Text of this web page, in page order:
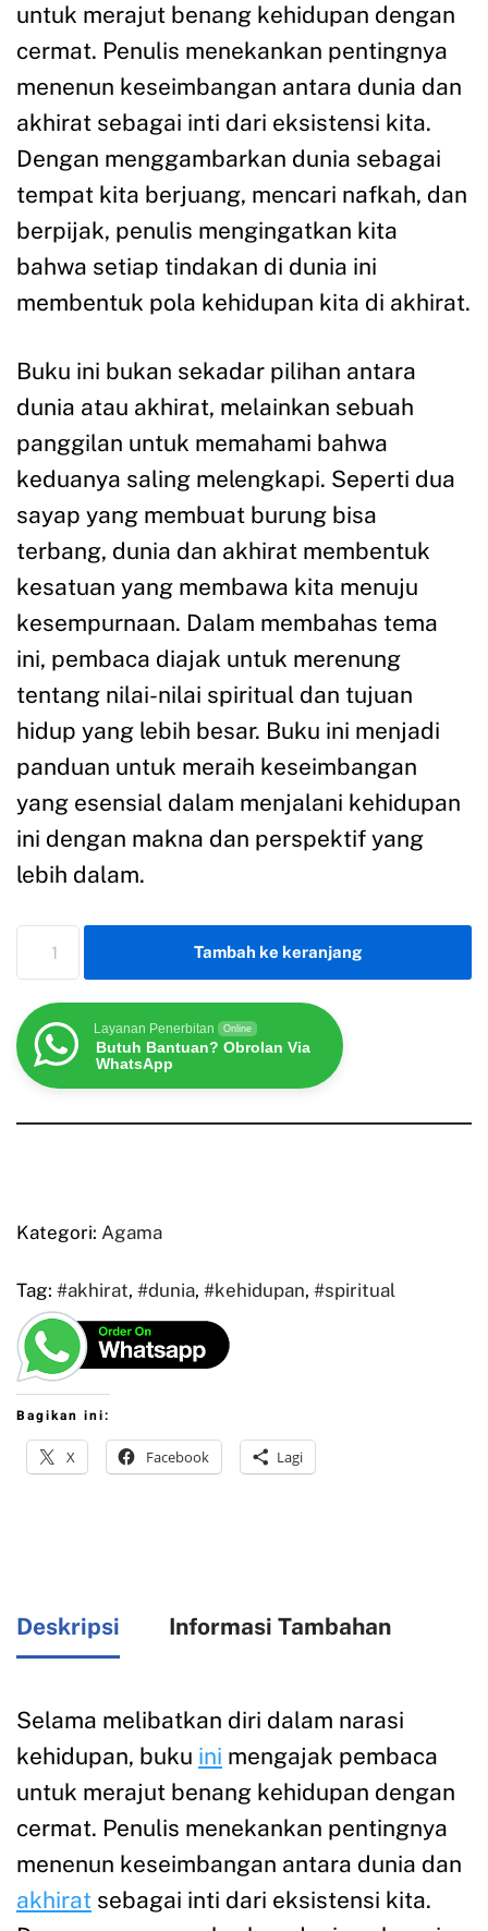
untuk merajut benang kehidupan dengan
cermat. Penulis menekankan pentingnya
menenun keseimbangan antara dunia dan
akhirat sebagai inti dari eksistensi kita.
Dengan menggambarkan dunia sebagai
tempat kita berjuang, mencari nafkah, dan
berpijak, penulis mengingatkan kita
bahwa setiap tindakan di dunia ini
membentuk pola kehidupan kita di akhirat.
Buku ini bukan sekadar pilihan antara
dunia atau akhirat, melainkan sebuah
panggilan untuk memahami bahwa
keduanya saling melengkapi. Seperti dua
sayap yang membuat burung bisa
terbang, dunia dan akhirat membentuk
kesatuan yang membawa kita menuju
kesempurnaan. Dalam membahas tema
ini, pembaca diajak untuk merenung
tentang nilai-nilai spiritual dan tujuan
hidup yang lebih besar. Buku ini menjadi
panduan untuk meraih keseimbangan
yang esensial dalam menjalani kehidupan
ini dengan makna dan perspektif yang
lebih dalam.
Tambah ke keranjang
Layanan Penerbitan Online
Butuh Bantuan? Obrolan Via
WhatsApp
Kategori: Agama
Tag: #akhirat, #dunia, #kehidupan, #spiritual
Bagikan ini:
X Facebook Lagi
Deskripsi Informasi Tambahan
Selama melibatkan diri dalam narasi
kehidupan, buku ini mengajak pembaca
untuk merajut benang kehidupan dengan
cermat. Penulis menekankan pentingnya
menenun keseimbangan antara dunia dan
akhirat sebagai inti dari eksistensi kita.